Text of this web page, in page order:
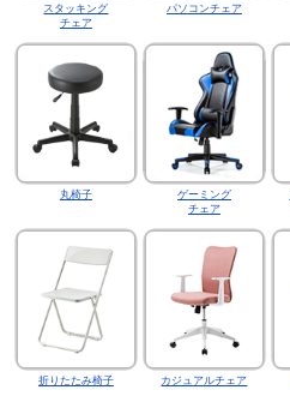
スタッキング
チェア
パソコンチェア
丸椅子
ゲーミング
チェア
折りたたみ椅子 カジュアルチェア